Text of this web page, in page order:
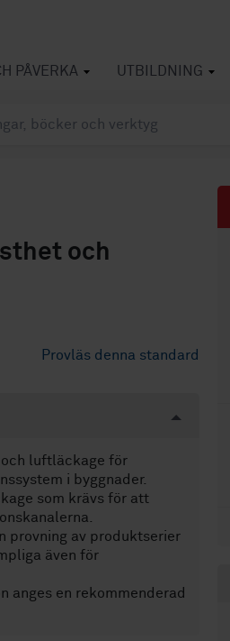
PÅVERKA UTBILDNING
och
Provläs denna standard
luftläckage för
i byggnader.
som krävs för att
provning av produktserier
även för
en rekommenderad